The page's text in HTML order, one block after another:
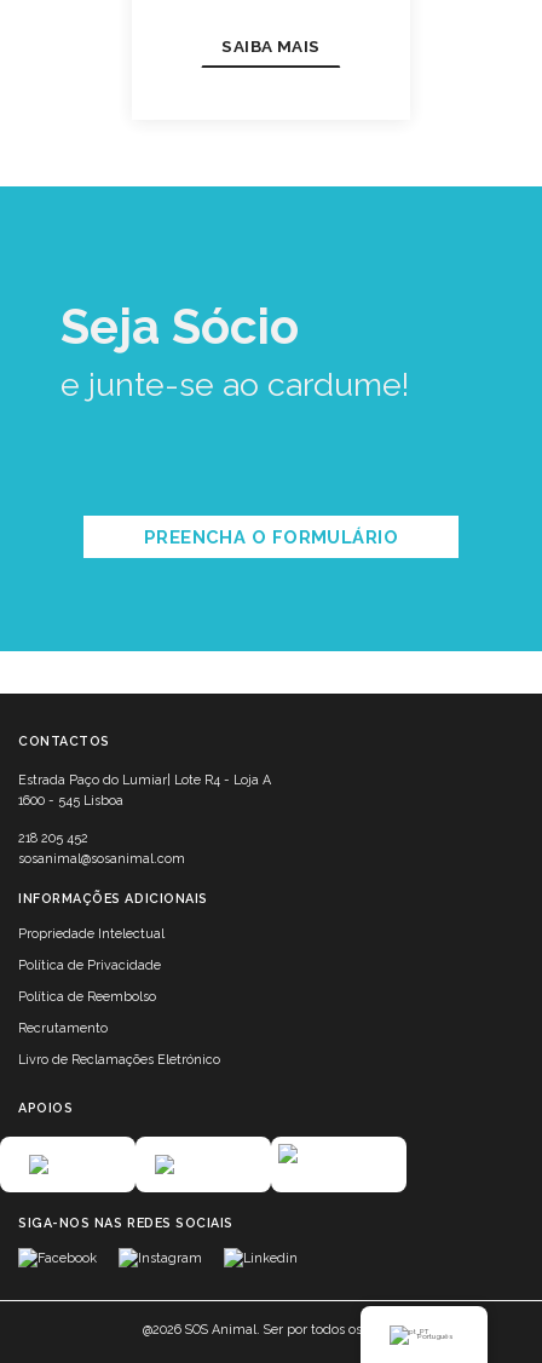
SAIBA MAIS
Seja Sócio
e junte-se ao cardume!
PREENCHA O FORMULÁRIO
Português
CONTACTOS
Estrada Paço do Lumiar| Lote R4 - Loja A
1600 - 545 Lisboa
218 205 452
sosanimal@sosanimal.com
INFORMAÇÕES ADICIONAIS
Propriedade Intelectual
Política de Privacidade
Política de Reembolso
Recrutamento
Livro de Reclamações Eletrónico
APOIOS
SIGA-NOS NAS REDES SOCIAIS
@2026 SOS Animal. Ser por todos os seres.